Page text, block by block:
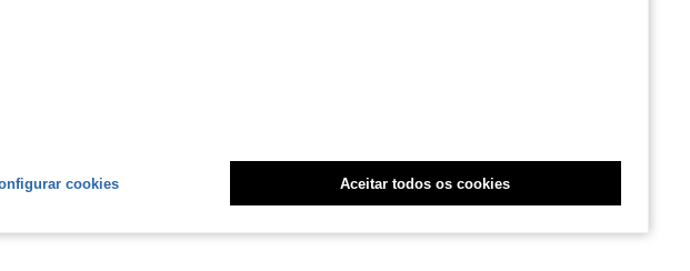
cookies Aceitar todos os cookies